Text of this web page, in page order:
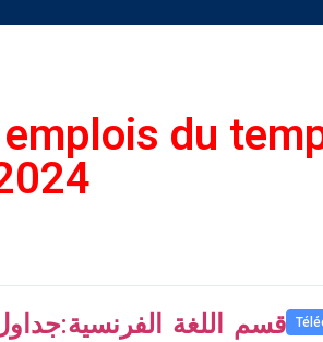
du
قسم اللغة